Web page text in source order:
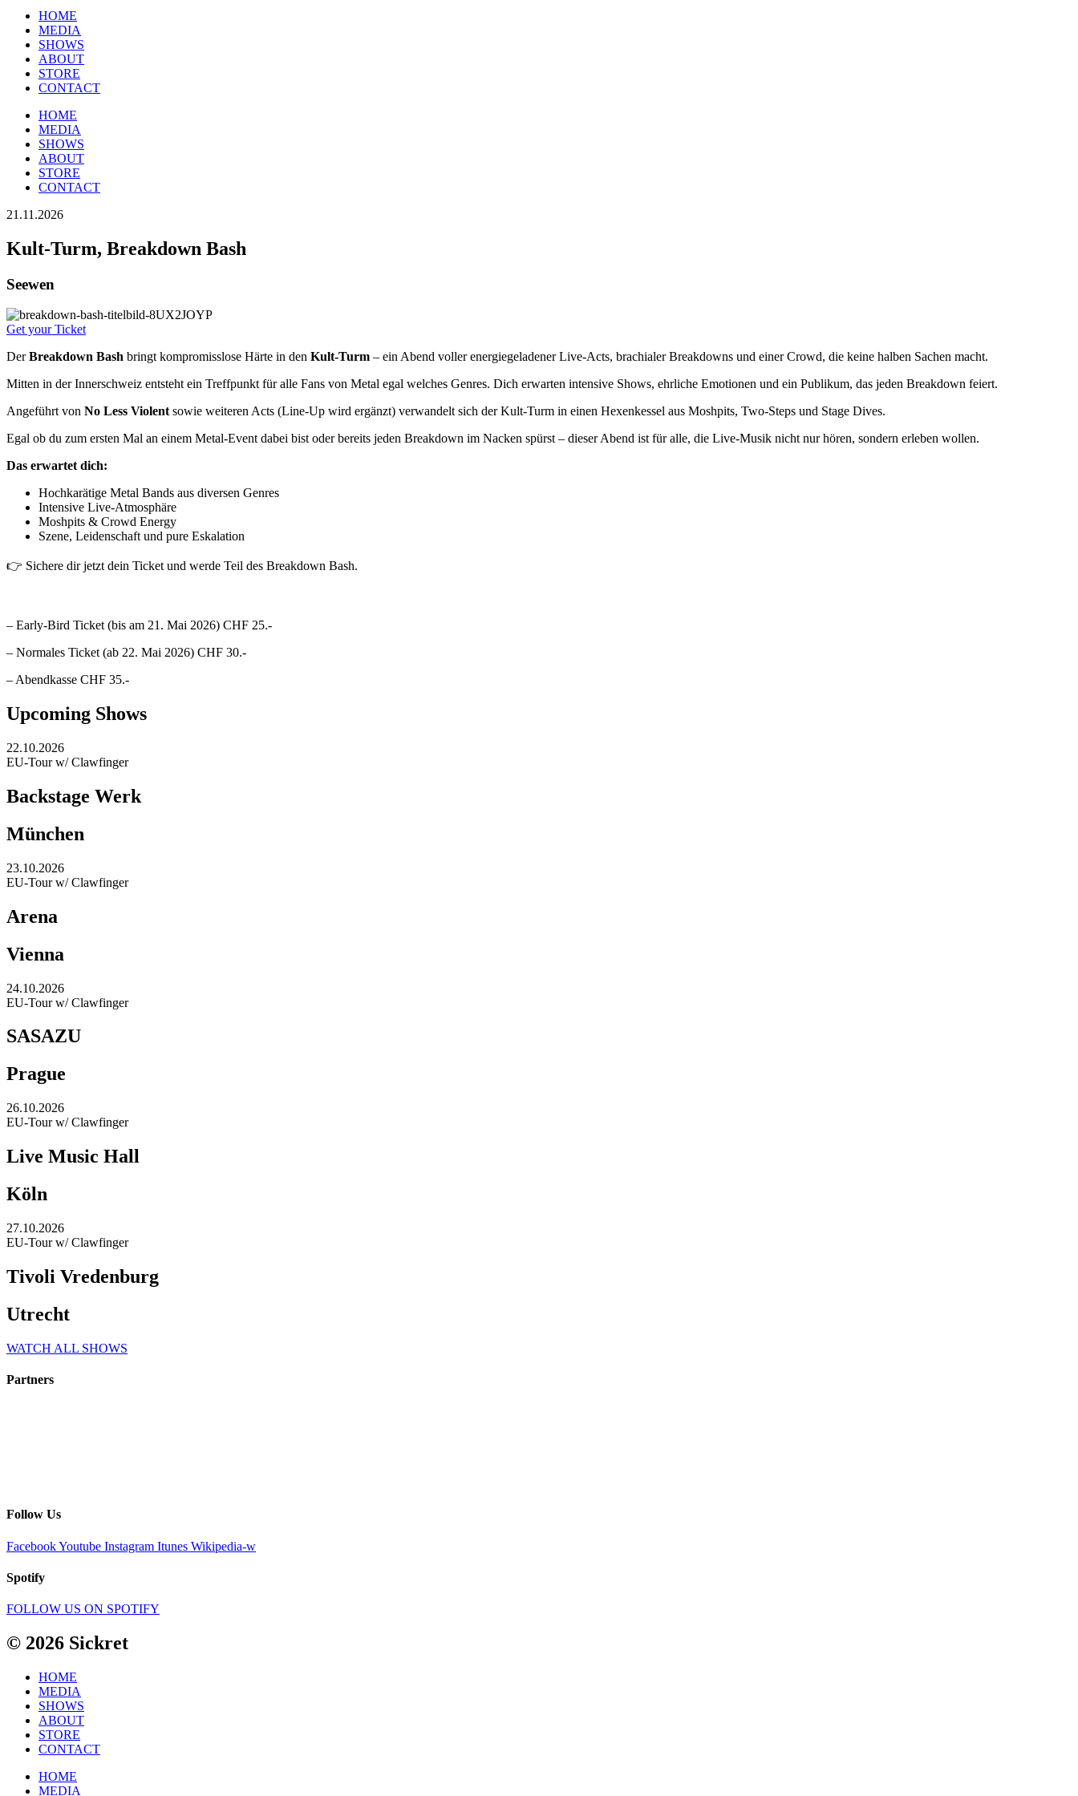
HOME
MEDIA
SHOWS
ABOUT
STORE
CONTACT
HOME
MEDIA
SHOWS
ABOUT
STORE
CONTACT
21.11.2026
Kult-Turm, Breakdown Bash
Seewen
Get your Ticket
DerBreakdown Bash bringt kompromisslose Härte in den Kult-Turm – ein Abend voller energiegeladener Live-Acts, brachialer Breakdowns und einer Crowd, die keine halben Sachen macht.
Mitten in der Innerschweiz entsteht ein Treffpunkt für alle Fans von Metal egal welches Genres. Dich erwarten intensive Shows, ehrliche Emotionen und ein Publikum, das jeden Breakdown feiert.
Angeführt von No Less Violent sowie weiteren Acts (Line-Up wird ergänzt) verwandelt sich der Kult-Turm in einen Hexenkessel aus Moshpits, Two-Steps und Stage Dives.
Egal ob du zum ersten Mal an einem Metal-Event dabei bist oder bereits jeden Breakdown im Nacken spürst – dieser Abend ist für alle, die Live-Musik nicht nur hören, sondern erleben wollen.
Das erwartet dich:
Hochkarätige Metal Bands aus diversen Genres
Intensive Live-Atmosphäre
Moshpits & Crowd Energy
Szene, Leidenschaft und pure Eskalation
👉 Sichere dir jetzt dein Ticket und werde Teil des Breakdown Bash.
– Early-Bird Ticket (bis am 21. Mai 2026) CHF 25.-
– Normales Ticket (ab 22. Mai 2026) CHF 30.-
– Abendkasse CHF 35.-
Upcoming Shows
22.10.2026
EU-Tour w/ Clawfinger
Backstage Werk
München
23.10.2026
EU-Tour w/ Clawfinger
Arena
Vienna
24.10.2026
EU-Tour w/ Clawfinger
SASAZU
Prague
26.10.2026
EU-Tour w/ Clawfinger
Live Music Hall
Köln
27.10.2026
EU-Tour w/ Clawfinger
Tivoli Vredenburg
Utrecht
WATCH ALL SHOWS
Partners
Follow Us
FacebookYoutube Instagram Itunes Wikipedia-w
Spotify
FOLLOW US ON SPOTIFY
© 2026 Sickret
HOME
MEDIA
SHOWS
ABOUT
STORE
CONTACT
HOME
MEDIA